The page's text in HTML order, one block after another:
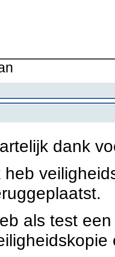
dank
heb
als test